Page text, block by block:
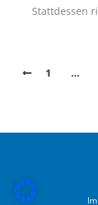
Stattdessen
1 …